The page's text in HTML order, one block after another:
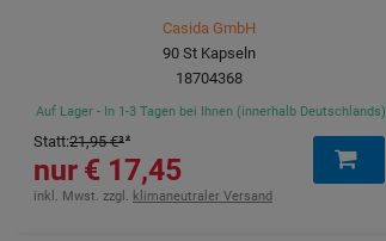
Casida GmbH
90St Kapseln
18704368
17,45 €
Statt:21,95 €³
Auf Lager - In 1-3 Tagen bei Ihnen (innerhalb Deutschlands)
inkl. Mwst. zzgl. klimaneutraler Versand